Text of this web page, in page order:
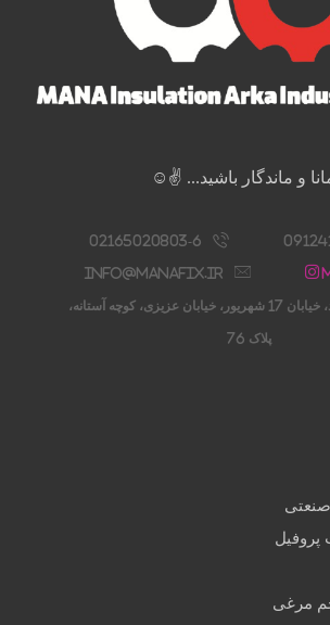
و ماندگار باشید... ✌️☺️
02165020803-6
info@manafix.ir
تهران، شادآباد، خیابان 17 شهریور، خیابان عزیزی، کوچه آستانه،
پلاک 76
پروفیل
مرغی